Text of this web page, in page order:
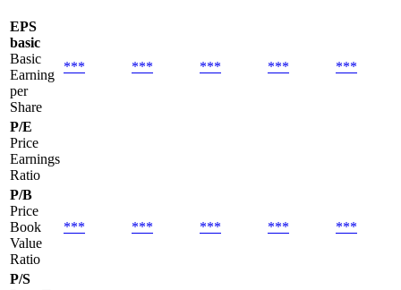
EPS
basic
Basic
Earning
per
Share
*** *** *** *** ***
P/E
Price
Earnings
Ratio
P/B
Price
Book
Value
Ratio
*** *** *** *** ***
P/S